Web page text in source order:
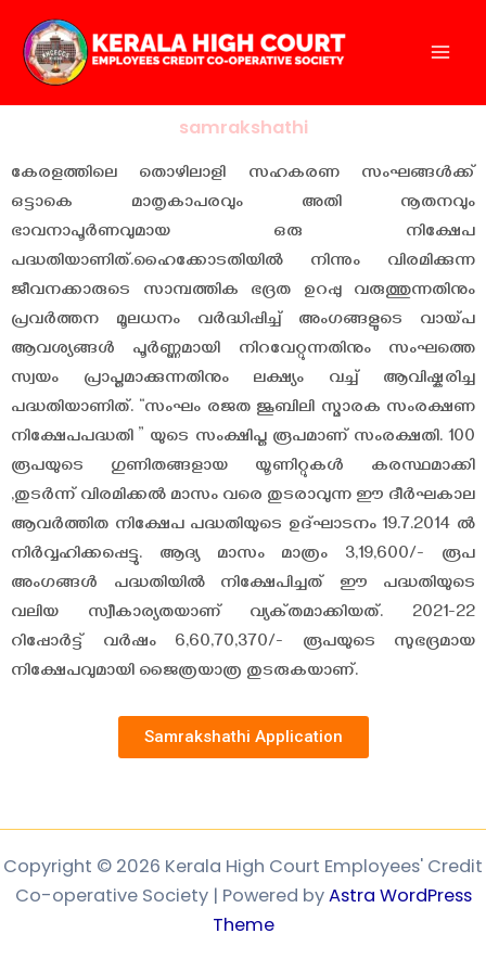
content
samrakshathi
കേരളത്തിലെ തൊഴിലാളി സഹകരണ സംഘങ്ങൾക്ക്
ഒട്ടാകെ മാതൃകാപരവും അതി നൂതനവും
ഭാവനാപൂർണവുമായ ഒരു നിക്ഷേപ
പദ്ധതിയാണിത്.ഹൈക്കോടതിയിൽ നിന്നും വിരമിക്കുന്ന
ജീവനക്കാരുടെ സാമ്പത്തിക ഭദ്രത ഉറപ്പു വരുത്തുന്നതിനും
പ്രവർത്തന മൂലധനം വർദ്ധിപ്പിച്ച് അംഗങ്ങളുടെ വായ്പ
ആവശ്യങ്ങൾ പൂർണ്ണമായി നിറവേറ്റുന്നതിനും സംഘത്തെ
സ്വയം പ്രാപ്തമാക്കുന്നതിനും ലക്ഷ്യം വച്ച് ആവിഷ്കരിച്ച
പദ്ധതിയാണിത്. “സംഘം രജത ജൂബിലി സ്മാരക സംരക്ഷണ
നിക്ഷേപപദ്ധതി ” യുടെ സംക്ഷിപ്ത രൂപമാണ് സംരക്ഷതി. 100
രൂപയുടെ ഗുണിതങ്ങളായ യൂണിറ്റുകൾ കരസ്ഥമാക്കി
,തുടർന്ന് വിരമിക്കൽ മാസം വരെ തുടരാവുന്ന ഈ ദീർഘകാല
ആവർത്തിത നിക്ഷേപ പദ്ധതിയുടെ ഉദ്ഘാടനം 19.7.2014 ൽ
നിർവ്വഹിക്കപ്പെട്ടു. ആദ്യ മാസം മാത്രം 3,19,600/- രൂപ
അംഗങ്ങൾ പദ്ധതിയിൽ നിക്ഷേപിച്ചത് ഈ പദ്ധതിയുടെ
വലിയ സ്വീകാര്യതയാണ് വ്യക്‌തമാക്കിയത്. 2021-22
റിപ്പോർട്ട് വർഷം 6,60,70,370/- രൂപയുടെ സുഭദ്രമായ
നിക്ഷേപവുമായി ജൈത്രയാത്ര തുടരുകയാണ്.
Samrakshathi Application
Copyright © 2026 Kerala High Court Employees' Credit
Co-operative Society | Powered byAstra WordPress
Theme